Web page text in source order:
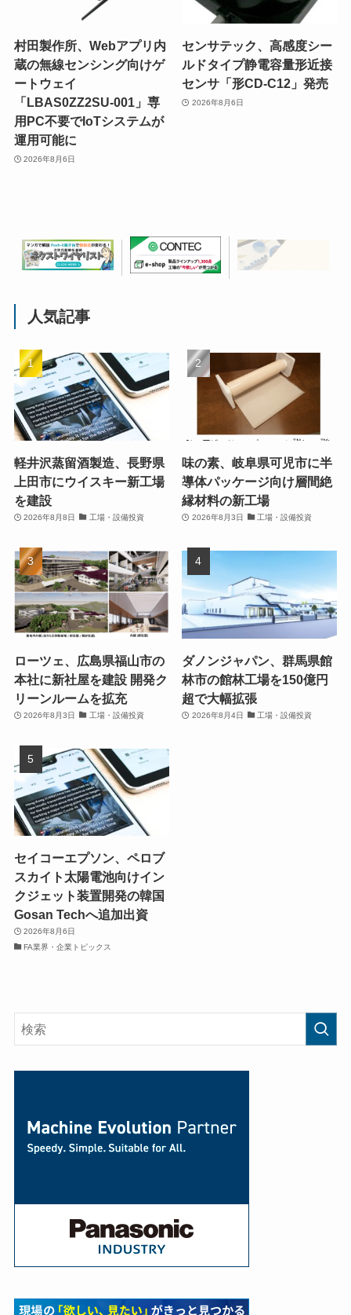
村田製作所、Webアプリ内
蔵の無線センシング向けゲ
ートウェイ
「LBAS0ZZ2SU-001」専
用PC不要でIoTシステムが
運用可能に
2026年8月6日
センサテック、高感度シー
ルドタイプ静電容量形近接
センサ「形CD-C12」発売
2026年8月6日
人気記事
軽井沢蒸留酒製造、長野県
上田市にウイスキー新工場
を建設
2026年8月8日 工場・設備投資
味の素、岐阜県可児市に半
導体パッケージ向け層間絶
縁材料の新工場
2026年8月3日 工場・設備投資
ローツェ、広島県福山市の
本社に新社屋を建設 開発ク
リーンルームを拡充
2026年8月3日 工場・設備投資
ダノンジャパン、群馬県館
林市の館林工場を150億円
超で大幅拡張
2026年8月4日 工場・設備投資
セイコーエプソン、ペロブ
スカイト太陽電池向けイン
クジェット装置開発の韓国
Gosan Techへ追加出資
2026年8月6日
FA業界・企業トピックス